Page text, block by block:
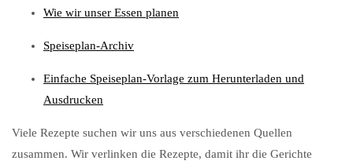
Wie wir unser Essen planen
Speiseplan-Archiv
Einfache Speiseplan-Vorlage zum Herunterladen und
Ausdrucken
Viele Rezepte suchen wir uns aus verschiedenen Quellen
zusammen. Wir verlinken die Rezepte, damit ihr die Gerichte